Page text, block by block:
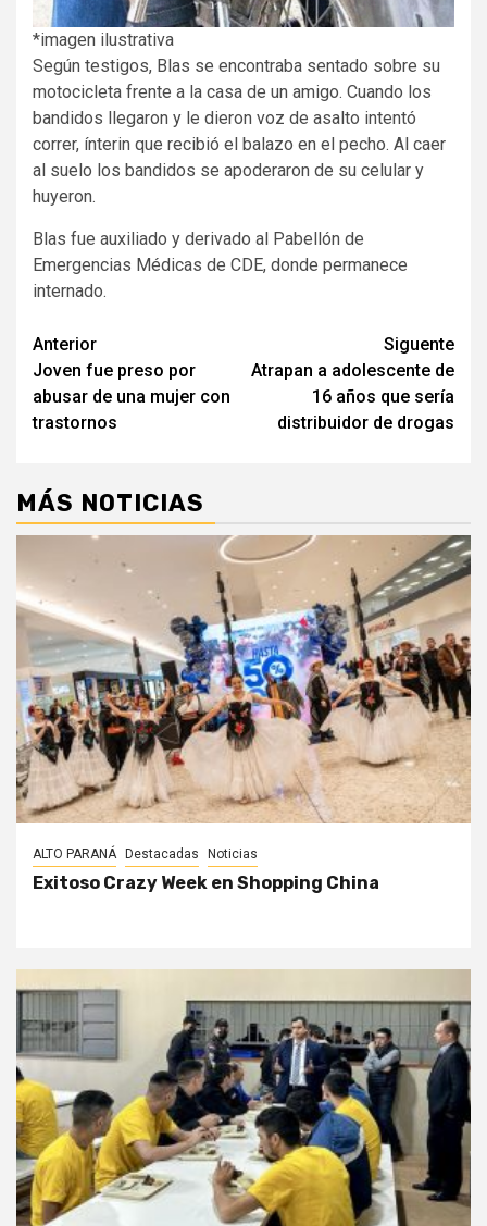
*imagen ilustrativa
Según testigos, Blas se encontraba sentado sobre su
motocicleta frente a la casa de un amigo. Cuando los
bandidos llegaron y le dieron voz de asalto intentó
correr, ínterin que recibió el balazo en el pecho. Al caer
al suelo los bandidos se apoderaron de su celular y
huyeron.
Blas fue auxiliado y derivado al Pabellón de
Emergencias Médicas de CDE, donde permanece
internado.
Navegación
de
entradas
Anterior
Joven fue preso por
abusar de una mujer con
trastornos
Siguente
Atrapan a adolescente de
16 años que sería
distribuidor de drogas
MÁS NOTICIAS
ALTO PARANÁ Destacadas Noticias
Exitoso Crazy Week en Shopping China